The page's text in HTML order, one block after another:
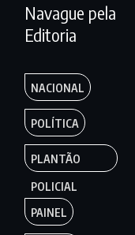
Navague pela
Editoria
NACIONAL
POLÍTICA
PLANTÃO
POLICIAL
PAINEL